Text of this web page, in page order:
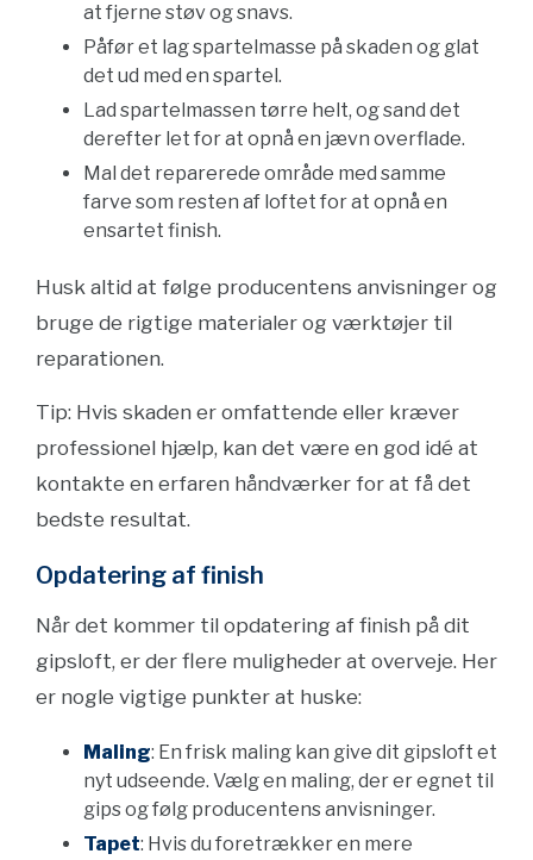
at fjerne støv og snavs.
Påfør et lag spartelmasse på skaden og glat
det ud med en spartel.
Lad spartelmassen tørre helt, og sand det
derefter let for at opnå en jævn overflade.
Mal det reparerede område med samme
farve som resten af loftet for at opnå en
ensartet finish.
Husk altid at følge producentens anvisninger og
bruge de rigtige materialer og værktøjer til
reparationen.
Tip: Hvis skaden er omfattende eller kræver
professionel hjælp, kan det være en god idé at
kontakte en erfaren håndværker for at få det
bedste resultat.
Opdatering af finish
Når det kommer til opdatering af finish på dit
gipsloft, er der flere muligheder at overveje. Her
er nogle vigtige punkter at huske:
Maling: En frisk maling kan give dit gipsloft et
nyt udseende. Vælg en maling, der er egnet til
gips og følg producentens anvisninger.
Tapet: Hvis du foretrækker en mere